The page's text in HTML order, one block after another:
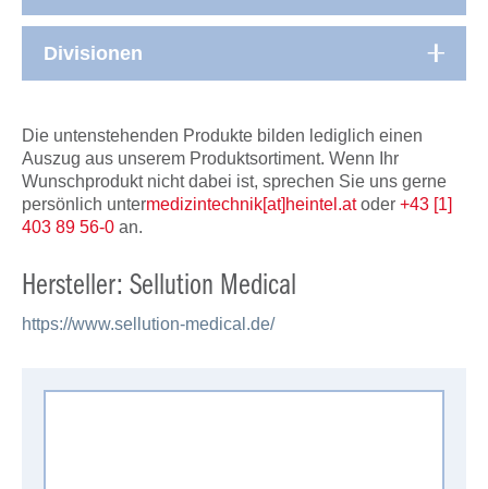
Divisionen
Die untenstehenden Produkte bilden lediglich einen
Auszug aus unserem Produktsortiment. Wenn Ihr
Wunschprodukt nicht dabei ist, sprechen Sie uns gerne
persönlich untermedizintechnik[at]heintel.atoder +43 [1]
403 89 56-0 an.
Hersteller: Sellution Medical
https://www.sellution-medical.de/